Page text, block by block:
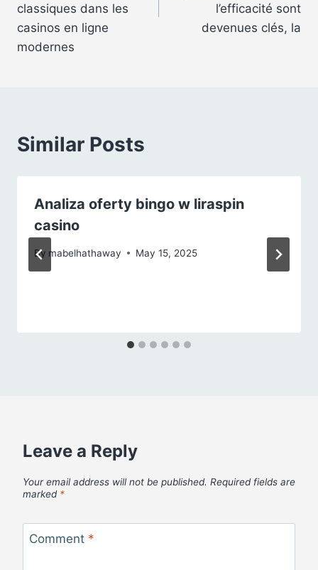
classiques dans les
casinos en ligne
modernes
l’efficacité sont
devenues clés, la
Similar Posts
Analiza oferty bingo w liraspin
casino
By mabelhathaway May 15, 2025
Leave a Reply
Your email address will not be published. Required fields are
marked *
Comment *